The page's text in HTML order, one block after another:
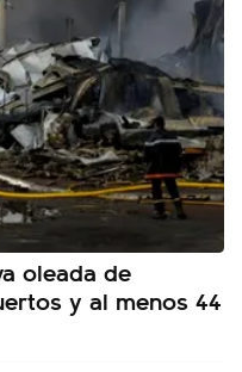
oleada de
y al menos 44